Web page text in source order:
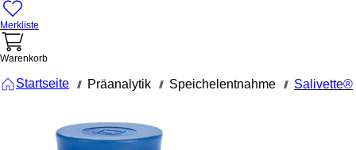
Merkliste
Warenkorb
Startseite /// Präanalytik /// Speichelentnahme /// Salivette®